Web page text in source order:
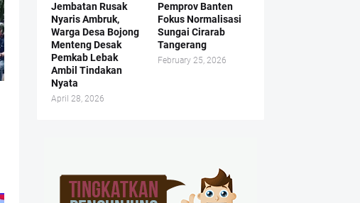
Jembatan Rusak
Nyaris Ambruk,
Warga Desa Bojong
Menteng Desak
Pemkab Lebak
Ambil Tindakan
Nyata
April 28, 2026
Pemprov Banten
Fokus Normalisasi
Sungai Cirarab
Tangerang
February 25, 2026